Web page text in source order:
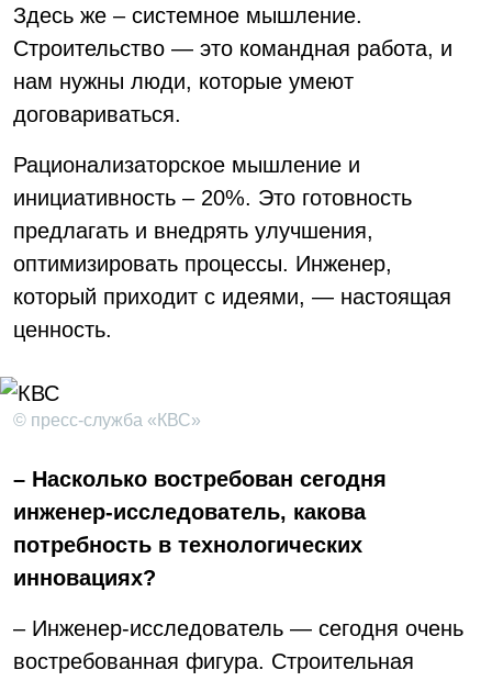
Здесь же – системное мышление.
Строительство — это командная работа, и
нам нужны люди, которые умеют
договариваться.
Рационализаторское мышление и
инициативность – 20%. Это готовность
предлагать и внедрять улучшения,
оптимизировать процессы. Инженер,
который приходит с идеями, — настоящая
ценность.
© пресс-служба «КВС»
– Насколько востребован сегодня
инженер-исследователь, какова
потребность в технологических
инновациях?
– Инженер-исследователь — сегодня очень
востребованная фигура. Строительная